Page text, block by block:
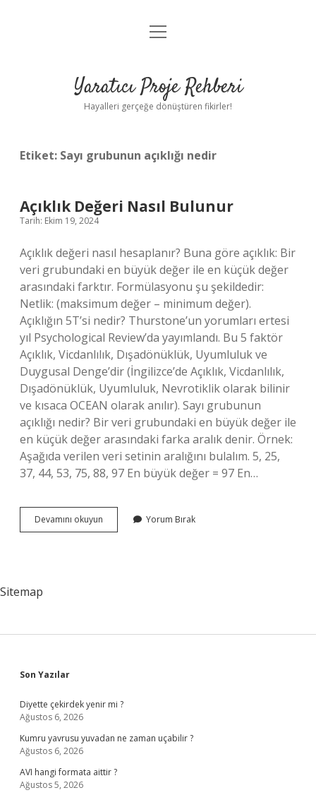
Anasayfa
Yasal Uyarı
menüyü
Yaratıcı Proje Rehberi
Hayalleri gerçeğe dönüştüren fikirler!
Etiket: Sayı grubunun açıklığı nedir
Açıklık Değeri Nasıl Bulunur
Tarih: Ekim 19, 2024
Açıklık değeri nasıl hesaplanır? Buna göre açıklık: Bir
veri grubundaki en büyük değer ile en küçük değer
arasındaki farktır. Formülasyonu şu şekildedir:
Netlik: (maksimum değer – minimum değer).
Açıklığın 5T’si nedir? Thurstone’un yorumları ertesi
yıl Psychological Review’da yayımlandı. Bu 5 faktör
Açıklık, Vicdanlılık, Dışadönüklük, Uyumluluk ve
Duygusal Denge’dir (İngilizce’de Açıklık, Vicdanlılık,
Dışadönüklük, Uyumluluk, Nevrotiklik olarak bilinir
ve kısaca OCEAN olarak anılır). Sayı grubunun
açıklığı nedir? Bir veri grubundaki en büyük değer ile
en küçük değer arasındaki farka aralık denir. Örnek:
Aşağıda verilen veri setinin aralığını bulalım. 5, 25,
37, 44, 53, 75, 88, 97 En büyük değer = 97 En…
Devamını okuyun
Değeri
Yorum Bırak
Sitemap
Sidebar
Son Yazılar
Diyette çekirdek yenir mi ?
Ağustos 6, 2026
Kumru yavrusu yuvadan ne zaman uçabilir ?
Ağustos 6, 2026
AVI hangi formata aittir ?
Ağustos 5, 2026